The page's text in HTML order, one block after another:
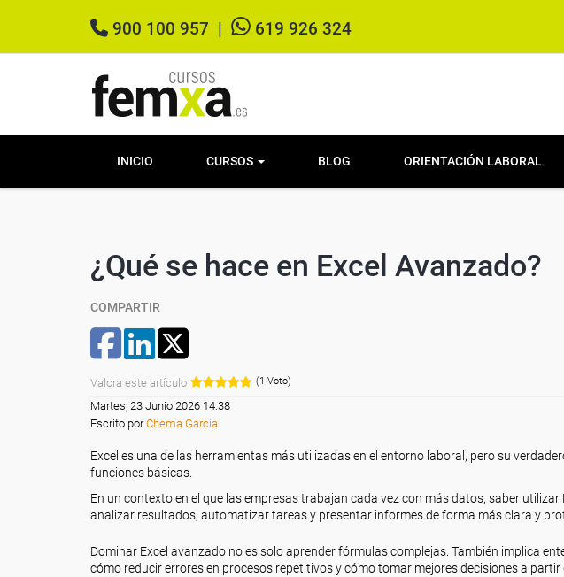
900 100 957 619 926 324
INICIO CURSOS BLOG ORIENTACIÓN LABORAL
¿Qué se hace en Excel Avanzado?
COMPARTIR
Valora este artículo (1 Voto)
Martes, 23 Junio 2026 14:38
Escrito porChema García
Excel es una de las herramientas más utilizadas en el entorno laboral, pero su
funciones básicas.
En un contexto en el que las empresas trabajan cada vez con más datos, saber
analizar resultados, automatizar tareas y presentar informes de forma más clara y
Dominar Excel avanzado no es solo aprender fórmulas complejas. También implica
cómo reducir errores en procesos repetitivos y cómo tomar mejores decisiones a